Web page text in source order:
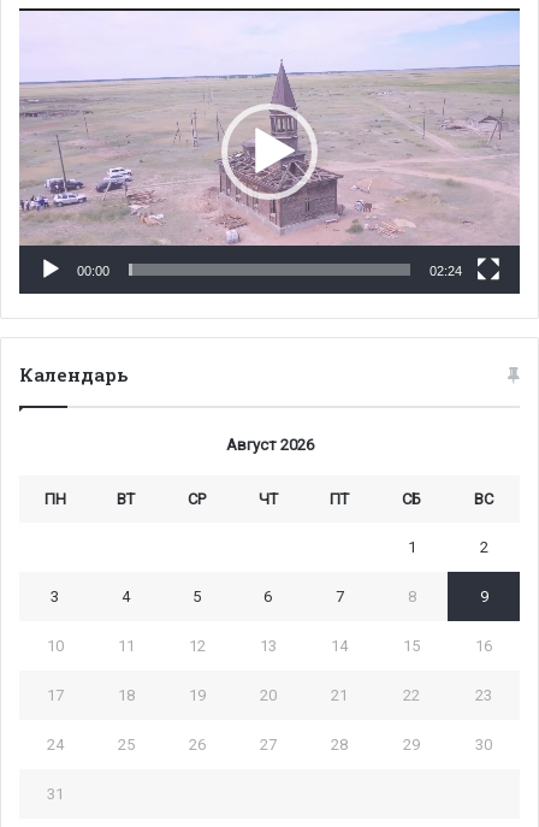
00:00 02:24
Календарь
Август 2026
ПН ВТ СР ЧТ ПТ СБ ВС
1 2
3 4 5 6 7 8 9
10 11 12 13 14 15 16
17 18 19 20 21 22 23
24 25 26 27 28 29 30
31